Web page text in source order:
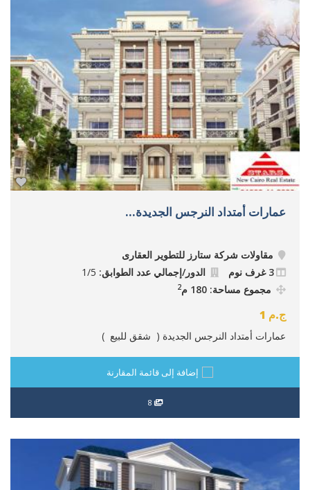
عمارات أمتداد النرجس الجديدة...
مقاولات شركة ستارز للتطوير العقارى
3 غرف نوم
الدور/إجمالي عدد الطوابق: 1/5
مجموع مساحة: 180 م
2
ج.م 1
عمارات أمتداد النرجس الجديدة ( شقق للبيع )
إضافة إلى قائمة المقارنة
8